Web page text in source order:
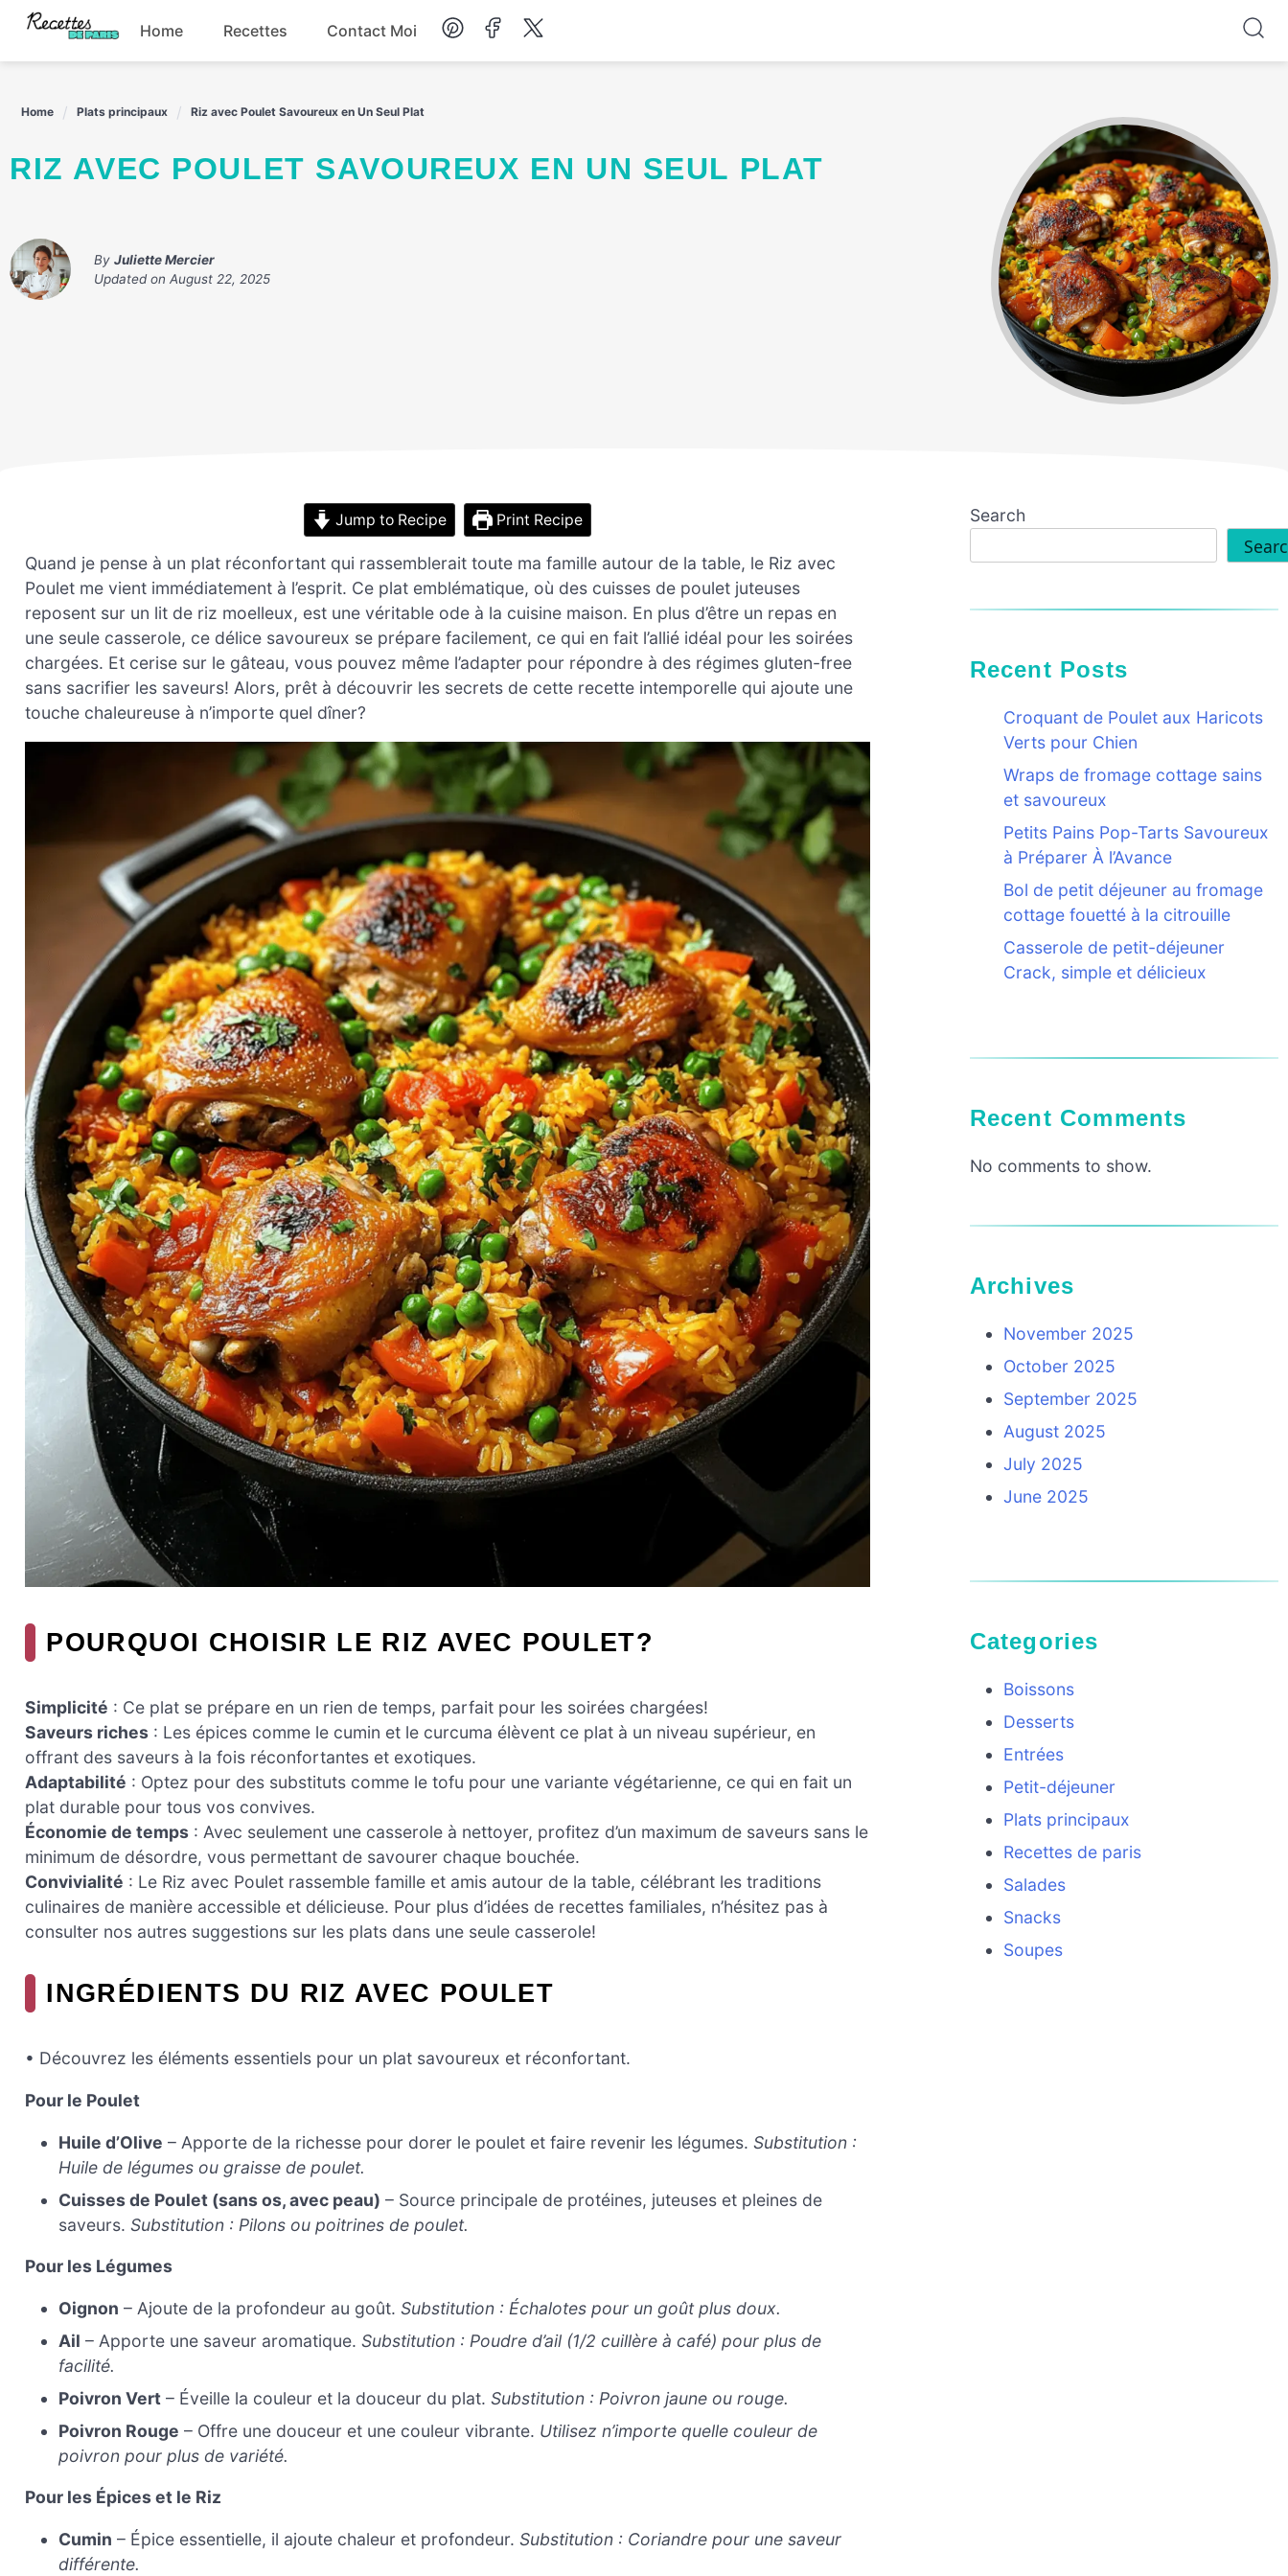
Skip
content
Home Recettes Contact Moi
Home Plats principaux Riz avec Poulet Savoureux en Un Seul Plat
RIZ AVEC POULET SAVOUREUX EN UN SEUL PLAT
By Juliette Mercier
Updated on August 22, 2025
Jump to Recipe Print Recipe
Quand je pense à un plat réconfortant qui rassemblerait toute ma famille autour de la table, le Riz avec
Poulet me vient immédiatement à l’esprit. Ce plat emblématique, où des cuisses de poulet juteuses
reposent sur un lit de riz moelleux, est une véritable ode à la cuisine maison. En plus d’être un repas en
une seule casserole, ce délice savoureux se prépare facilement, ce qui en fait l’allié idéal pour les soirées
chargées. Et cerise sur le gâteau, vous pouvez même l’adapter pour répondre à des régimes gluten-free
sans sacrifier les saveurs! Alors, prêt à découvrir les secrets de cette recette intemporelle qui ajoute une
touche chaleureuse à n’importe quel dîner?
POURQUOI CHOISIR LE RIZ AVEC POULET?
Simplicité : Ce plat se prépare en un rien de temps, parfait pour les soirées chargées!
Saveurs riches : Les épices comme le cumin et le curcuma élèvent ce plat à un niveau supérieur, en
offrant des saveurs à la fois réconfortantes et exotiques.
Adaptabilité : Optez pour des substituts comme le tofu pour une variante végétarienne, ce qui en fait un
plat durable pour tous vos convives.
Économie de temps : Avec seulement une casserole à nettoyer, profitez d’un maximum de saveurs sans le
minimum de désordre, vous permettant de savourer chaque bouchée.
Convivialité : Le Riz avec Poulet rassemble famille et amis autour de la table, célébrant les traditions
culinaires de manière accessible et délicieuse. Pour plus d’idées de recettes familiales, n’hésitez pas à
consulter nos autres suggestions sur les plats dans une seule casserole!
INGRÉDIENTS DU RIZ AVEC POULET
• Découvrez les éléments essentiels pour un plat savoureux et réconfortant.
Pour le Poulet
Huile d’Olive – Apporte de la richesse pour dorer le poulet et faire revenir les légumes.Substitution :
Huile de légumes ou graisse de poulet.
Cuisses de Poulet (sans os, avec peau) – Source principale de protéines, juteuses et pleines de
saveurs.Substitution : Pilons ou poitrines de poulet.
Pour les Légumes
Oignon – Ajoute de la profondeur au goût.Substitution : Échalotes pour un goût plus doux.
Ail – Apporte une saveur aromatique.Substitution : Poudre d’ail (1/2 cuillère à café) pour plus de
facilité.
Poivron Vert – Éveille la couleur et la douceur du plat.Substitution : Poivron jaune ou rouge.
Poivron Rouge – Offre une douceur et une couleur vibrante. Utilisez n’importe quelle couleur de
poivron pour plus de variété.
Pour les Épices et le Riz
Cumin – Épice essentielle, il ajoute chaleur et profondeur.Substitution : Coriandre pour une saveur
différente.
Search
Recent Posts
Croquant de Poulet aux Haricots
Verts pour Chien
Wraps de fromage cottage sains
et savoureux
Petits Pains Pop-Tarts Savoureux
à Préparer À l’Avance
Bol de petit déjeuner au fromage
cottage fouetté à la citrouille
Casserole de petit-déjeuner
Crack, simple et délicieux
Recent Comments
No comments to show.
Archives
November 2025
October 2025
September 2025
August 2025
July 2025
June 2025
Categories
Boissons
Desserts
Entrées
Petit-déjeuner
Plats principaux
Recettes de paris
Salades
Snacks
Soupes